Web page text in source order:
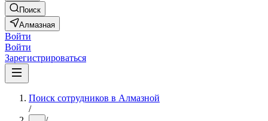
Поиск
Алмазная
Войти
Войти
Зарегистрироваться
Поиск сотрудников в Алмазной
/